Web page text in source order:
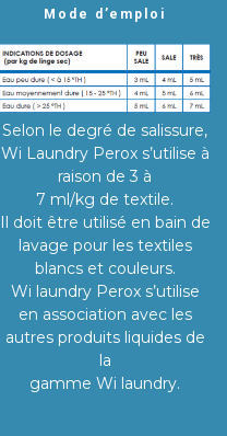
Mode d’emploi
Selon le degré de salissure,
Wi Laundry Perox s’utilise à
raison de 3 à
7 ml/kg de textile.
Il doit être utilisé en bain de
lavage pour les textiles
blancs et couleurs.
Wi laundry Perox s’utilise
en association avec les
autres produits liquides de
la
gamme Wi laundry.